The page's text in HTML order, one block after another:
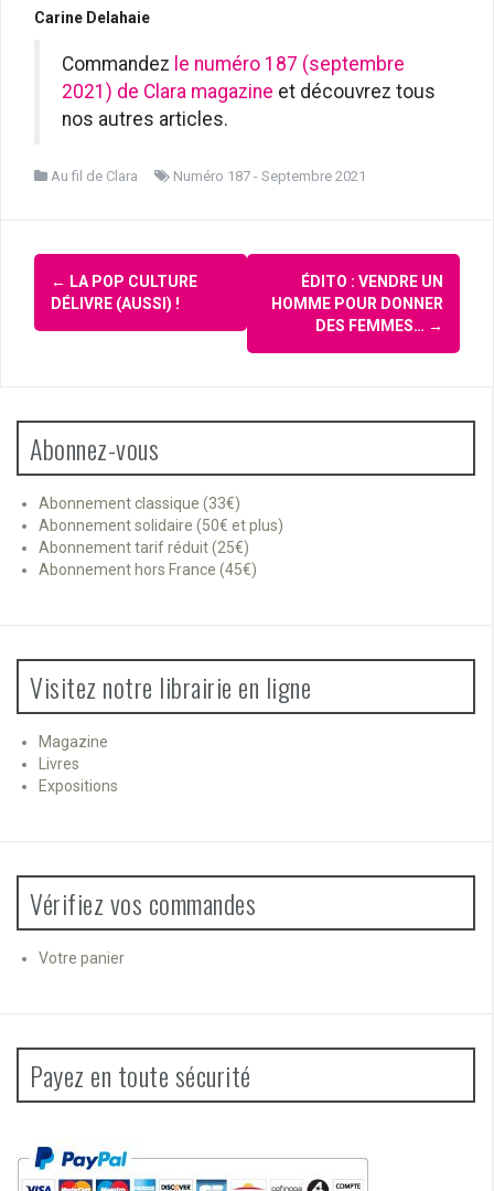
Carine Delahaie
Commandez le numéro 187 (septembre
2021) de Clara magazine et découvrez tous
nos autres articles.
Au fil de Clara Numéro 187 - Septembre 2021
Navigation
d'article
← LA POP CULTURE
DÉLIVRE (AUSSI) !
ÉDITO : VENDRE UN
HOMME POUR DONNER
DES FEMMES… →
Abonnez-vous
Abonnement classique (33€)
Abonnement solidaire (50€ et plus)
Abonnement tarif réduit (25€)
Abonnement hors France (45€)
Visitez notre librairie en ligne
Magazine
Livres
Expositions
Vérifiez vos commandes
Votre panier
Payez en toute sécurité